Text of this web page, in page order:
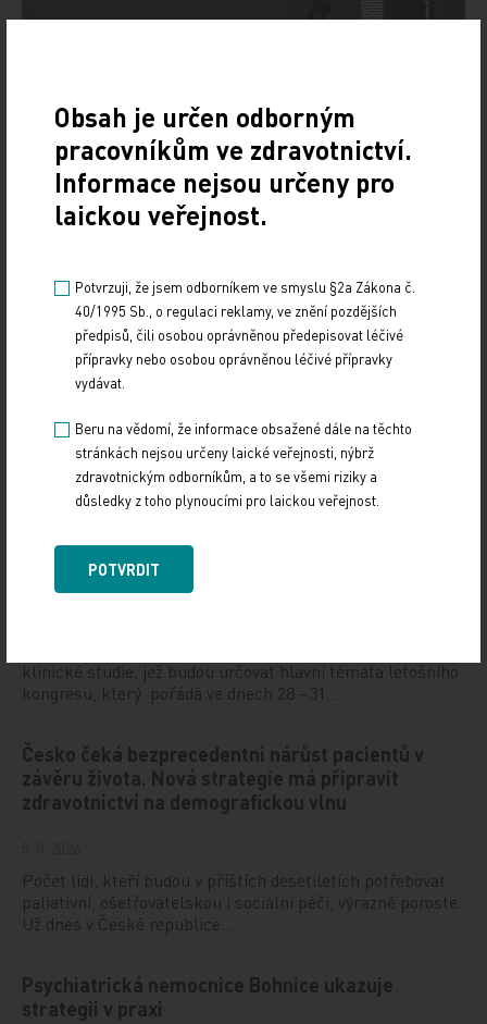
Doporučené
Má mít každý hypertonik hypolipidemikum?
10. 4. 2026
Na XXIV. sympoziu arteriální hypertenze, které se konalo
1. dubna 2026 na Novoměstské radnici v Praze, uvedl
MUDr. Martin Šatný, Ph.D., ze III.…
Hot Line letošního kongresu ESC odhaleny
klinické studie, jež budou určovat hlavní témata letošního
kongresu, který pořádá ve dnech 28.–31…
Česko čeká bezprecedentní nárůst pacientů v
závěru života. Nová strategie má připravit
zdravotnictví na demografickou vlnu
Počet lidí, kteří budou v příštích desetiletích potřebovat
paliativní, ošetřovatelskou i sociální péči, výrazně poroste.
Už dnes v České republice…
Psychiatrická nemocnice Bohnice ukazuje
strategii v praxi
Obsah je určen odborným
pracovníkům ve zdravotnictví.
Informace nejsou určeny pro
laickou veřejnost.
Potvrzuji, že jsem odborníkem ve smyslu §2a Zákona č.
40/1995 Sb., o regulaci reklamy, ve znění pozdějších
předpisů, čili osobou oprávněnou předepisovat léčivé
přípravky nebo osobou oprávněnou léčivé přípravky
vydávat.
Beru na vědomí, že informace obsažené dále na těchto
stránkách nejsou určeny laické veřejnosti, nýbrž
zdravotnickým odborníkům, a to se všemi riziky a
důsledky z toho plynoucími pro laickou veřejnost.
POTVRDIT